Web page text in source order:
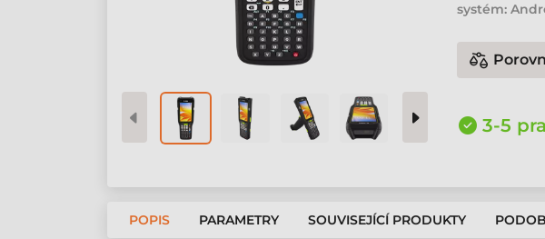
systém:
3-5
POPIS PARAMETRY SOUVISEJÍCÍ PRODUKTY